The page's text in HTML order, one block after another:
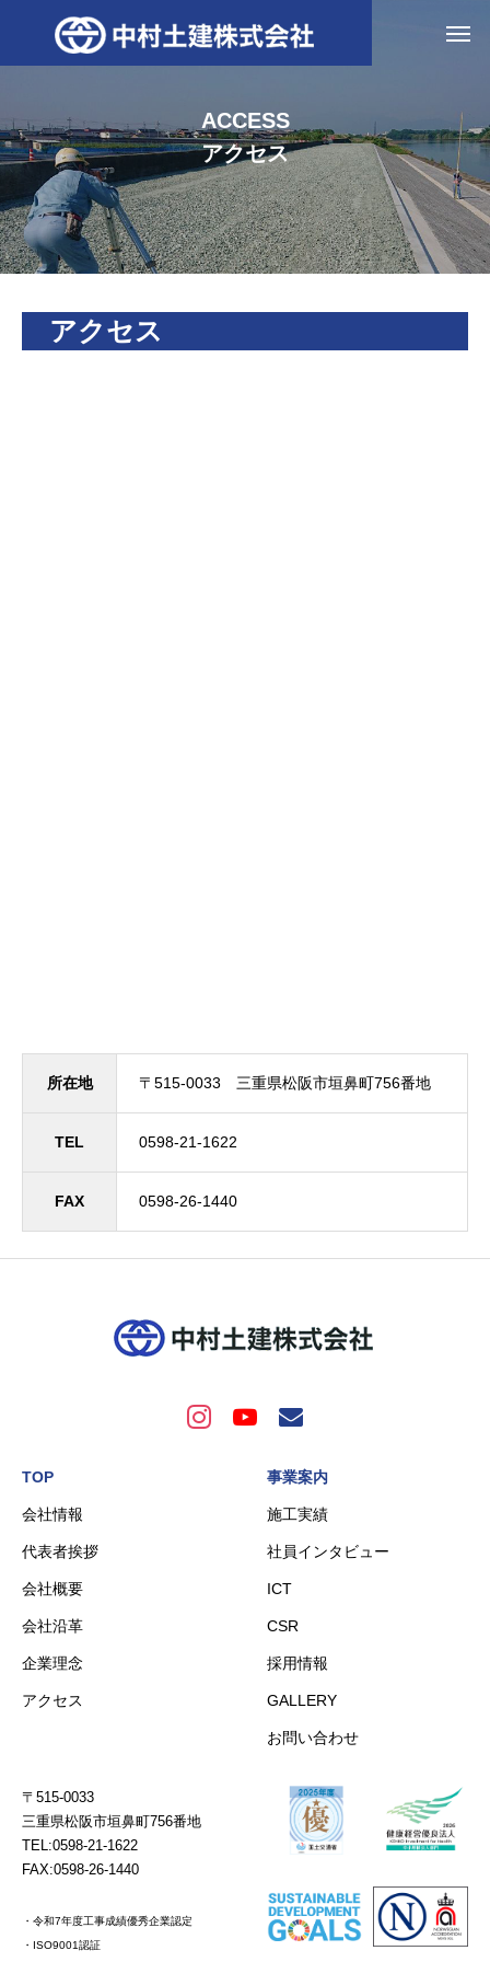
ACCESS
アクセス
アクセス
所在地 〒515-0033 三重県松阪市垣鼻町756番地
TEL 0598-21-1622
FAX 0598-26-1440
TOP
会社情報
代表者挨拶
会社概要
会社沿革
企業理念
アクセス
事業案内
施工実績
社員インタビュー
ICT
CSR
採用情報
GALLERY
お問い合わせ
〒515-0033
三重県松阪市垣鼻町756番地
TEL:0598-21-1622
FAX:0598-26-1440
・令和7年度工事成績優秀企業認定
・ISO9001認証